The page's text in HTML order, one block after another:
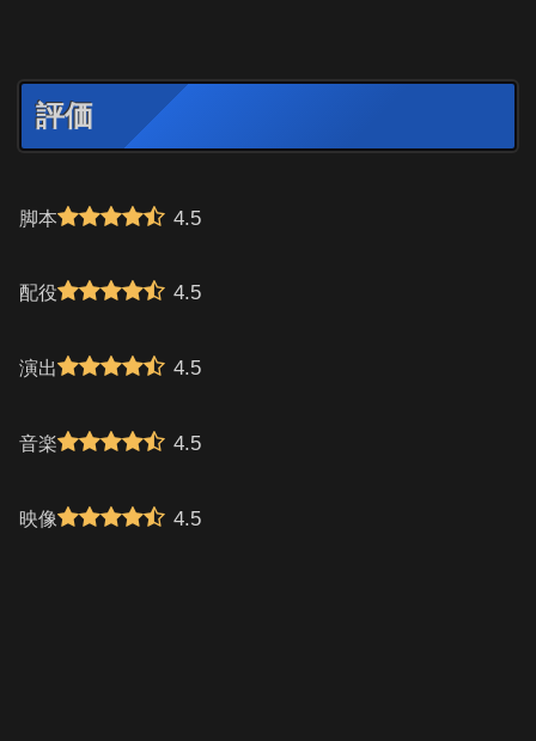
評価
脚本 4.5
配役 4.5
演出 4.5
音楽 4.5
映像 4.5